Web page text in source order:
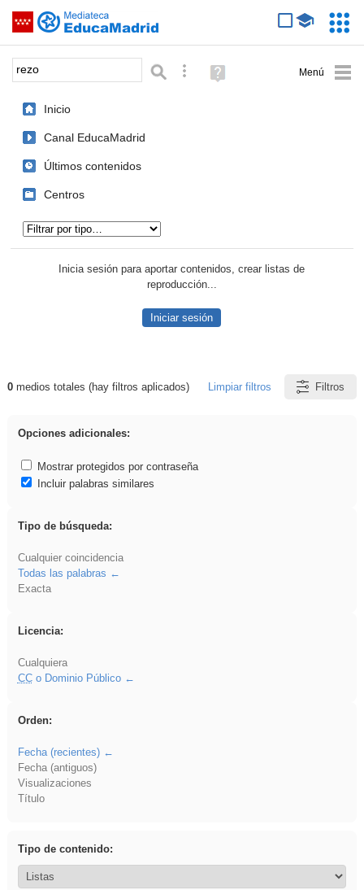
Saltar navegación
Palabra o frase: Búsqueda avanzada
Ayuda
(en
Inicio
Canal EducaMadrid
Últimos contenidos
Centros
Inicia sesión para aportar contenidos, crear listas de
reproducción...
Iniciar sesión
Resultados de: rezo
0medios totales (hay filtros aplicados) Limpiar filtros Filtros
Opciones adicionales:
Mostrar protegidos por contraseña
Incluir palabras similares
Tipo de búsqueda:
Cualquier coincidencia
Todas las palabras
Exacta
Licencia:
Cualquiera
CCo Dominio Público
Orden:
Fecha (recientes)
Fecha (antiguos)
Visualizaciones
Título
Tipo de contenido: